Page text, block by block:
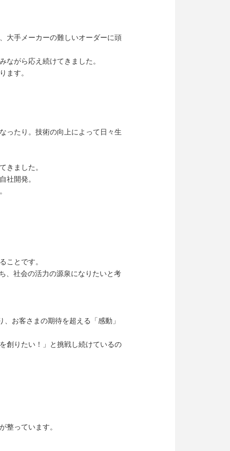
大手メーカーの難しいオーダーに頭
ながら応え続けてきました。
ます。
ったり。技術の向上によって日々生
きました。
社開発。
ことです。
、社会の活力の源泉になりたいと考
お客さまの期待を超える「感動」
創りたい！」と挑戦し続けているの
整っています。